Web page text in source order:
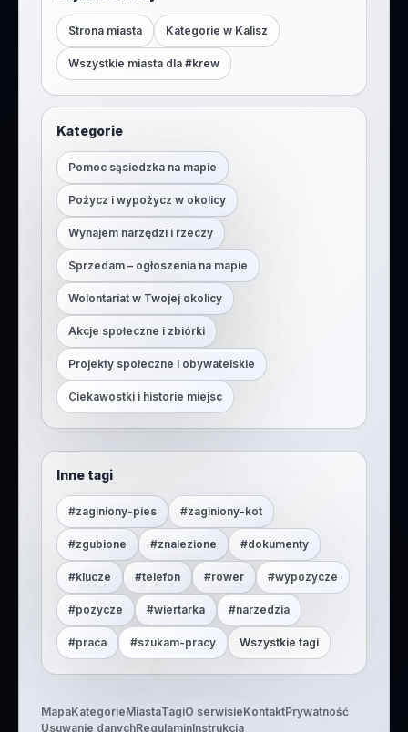
Strona miasta Kategorie w Kalisz
Wszystkie miasta dla #krew
Kategorie
Pomoc sąsiedzka na mapie
Pożycz i wypożycz w okolicy
Wynajem narzędzi i rzeczy
Sprzedam – ogłoszenia na mapie
Wolontariat w Twojej okolicy
Akcje społeczne i zbiórki
Projekty społeczne i obywatelskie
Ciekawostki i historie miejsc
Inne tagi
#zaginiony-pies #zaginiony-kot
#zgubione #znalezione #dokumenty
#klucze #telefon #rower #wypozycze
#pozycze #wiertarka #narzedzia
#praca #szukam-pracy Wszystkie tagi
MapaKategorieMiastaTagiO serwisieKontaktPrywatność
Usuwanie danychRegulaminInstrukcja